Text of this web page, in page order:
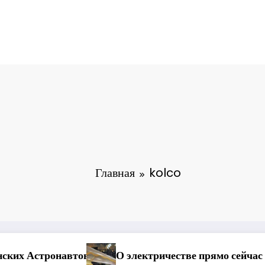
Главная kolco
прямо сейчас на Ежов.ру О лунной и